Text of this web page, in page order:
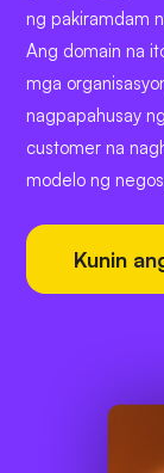
ng pakiramdam
Ang domain na
mga
nagpapahusay
customer na
modelo ng
Kunin